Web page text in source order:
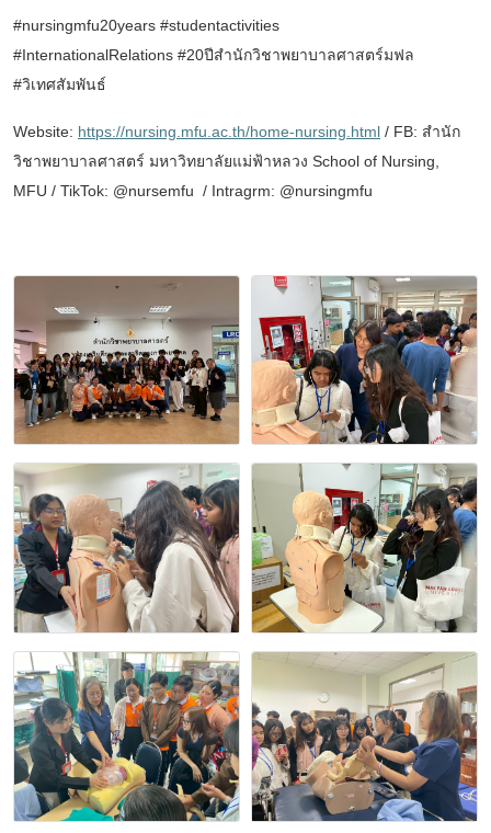
#nursingmfu20years #studentactivities
#InternationalRelations #20ปีสำนักวิชาพยาบาลศาสตร์มฟล
#วิเทศสัมพันธ์
Website: https://nursing.mfu.ac.th/home-nursing.html / FB: สำนัก
วิชาพยาบาลศาสตร์ มหาวิทยาลัยแม่ฟ้าหลวง School of Nursing,
MFU / TikTok: @nursemfu / Intragrm: @nursingmfu